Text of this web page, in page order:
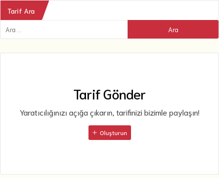
Tarif Ara
Tarif Gönder
Yaratıcılığınızı açığa çıkarın, tarifinizi bizimle paylaşın!
Oluşturun